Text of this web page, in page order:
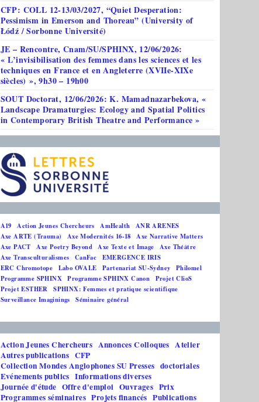
CFP: COLL 12-13/03/2027, “Quiet Desperation:
Pessimism in Emerson and Thoreau” (University of
Łódź / Sorbonne Université)
JE – Rencontre, Cnam/SU/SPHINX, 12/06/2026:
« L’invisibilisation des femmes dans les sciences et les
techniques en France et en Angleterre (XVIIe-XIXe
siècles) », 9h30 – 19h00
SOUT Doctorat, 12/06/2026: K. Mamadnazarbekova, «
Landscape Dramaturgies: Ecology and Spatial Politics
in Contemporary British Theatre and Performance »
A19 Action Jeunes Chercheurs AmHealth
ANR ARENES
Axe ARTE (Trauma)
Axe Modernités 16-18
Axe Narrative Matters
Axe PACT
Axe Poetry Beyond Axe Texte et Image
Axe Théâtre
Axe Transculturalismes
CanFac
EMERGENCE IRIS
ERC Chromotope
Labo OVALE Partenariat SU-Sydney
Philomel
Programme SPHINX Programme SPHINX Canon
Projet ClioS
Projet ESTHER
SPHINX: Femmes et pratique scientifique
Surveillance Imaginings
Séminaire général
Action Jeunes Chercheurs Annonces Colloques Atelier
Autres publications CFP
Collection Mondes Anglophones SU Presses doctoriales
Evénements publics Informations diverses
Journée d'étude Offre d'emploi Ouvrages Prix
Programmes séminaires Projets financés Publications